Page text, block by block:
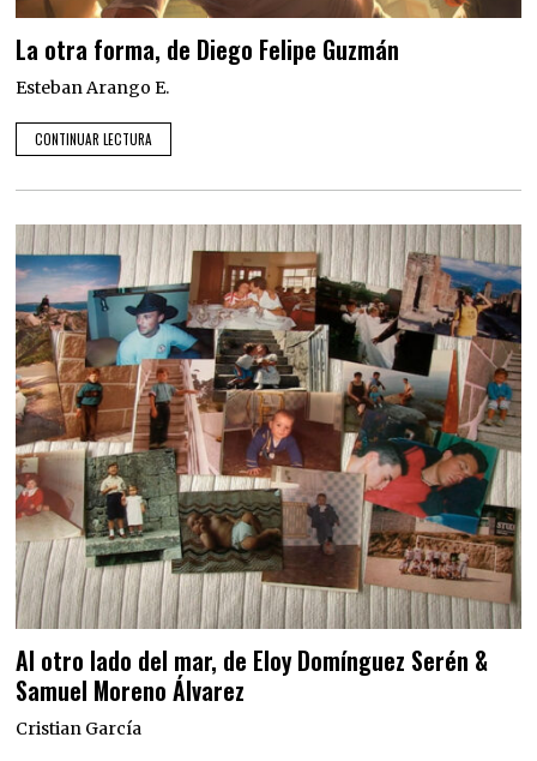
La otra forma, de Diego Felipe Guzmán
Esteban Arango E.
CONTINUAR LECTURA
Al otro lado del mar, de Eloy Domínguez Serén &
Samuel Moreno Álvarez
Cristian García